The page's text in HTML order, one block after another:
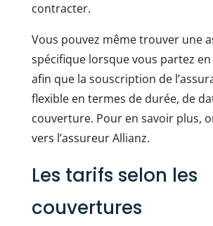
contracter.
Vous pouvez même trouver une
spécifique lorsque vous partez en
afin que la souscription de
flexible en termes de durée, de
couverture. Pour en savoir plus,
vers l’assureur Allianz.
Les tarifs selon les
couvertures